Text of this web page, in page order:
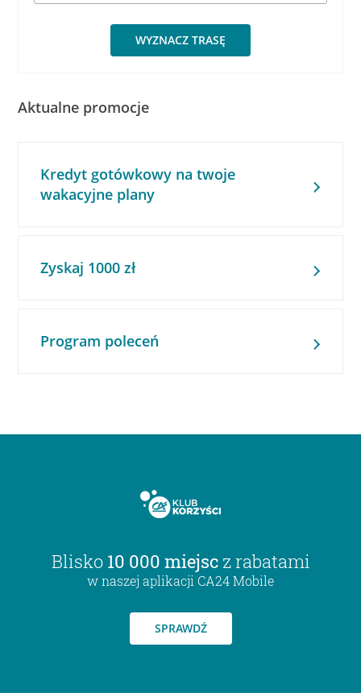
WYZNACZ TRASĘ
Aktualne promocje
Kredyt gotówkowy na twoje
wakacyjne plany
Zyskaj 1000 zł
Program poleceń
Blisko 10 000 miejsc z rabatami
w naszej aplikacji CA24 Mobile
SPRAWDŹ